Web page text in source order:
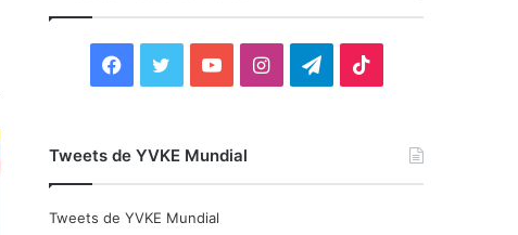
F
c
i
Y
u
I
T
Tweets de YVKE Mundial
Tweets de YVKE Mundial